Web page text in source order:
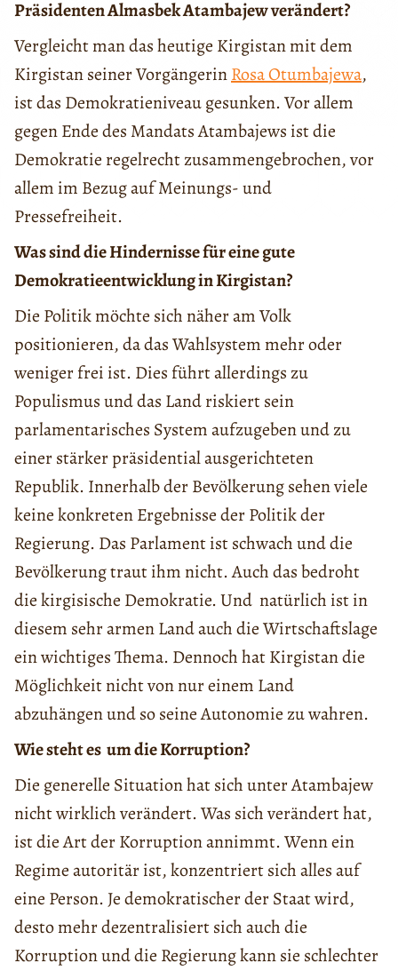
Präsidenten Almasbek Atambajew verändert?
Vergleicht man das heutige Kirgistan mit dem
Kirgistan seiner VorgängerinRosa Otumbajewa,
ist das Demokratieniveau gesunken. Vor allem
gegen Ende des Mandats Atambajews ist die
Demokratie regelrecht zusammengebrochen, vor
allem im Bezug auf Meinungs- und
Pressefreiheit.
Was sind die Hindernisse für eine gute
Demokratieentwicklung in Kirgistan?
Die Politik möchte sich näher am Volk
positionieren, da das Wahlsystem mehr oder
weniger frei ist. Dies führt allerdings zu
Populismus und das Land riskiert sein
parlamentarisches System aufzugeben und zu
einer stärker präsidential ausgerichteten
Republik. Innerhalb der Bevölkerung sehen viele
keine konkreten Ergebnisse der Politik der
Regierung. Das Parlament ist schwach und die
Bevölkerung traut ihm nicht. Auch das bedroht
die kirgisische Demokratie. Und natürlich ist in
diesem sehr armen Land auch die Wirtschaftslage
ein wichtiges Thema. Dennoch hat Kirgistan die
Möglichkeit nicht von nur einem Land
abzuhängen und so seine Autonomie zu wahren.
Wie steht es um die Korruption?
Die generelle Situation hat sich unter Atambajew
nicht wirklich verändert. Was sich verändert hat,
ist die Art der Korruption annimmt. Wenn ein
Regime autoritär ist, konzentriert sich alles auf
eine Person. Je demokratischer der Staat wird,
desto mehr dezentralisiert sich auch die
Korruption und die Regierung kann sie schlechter